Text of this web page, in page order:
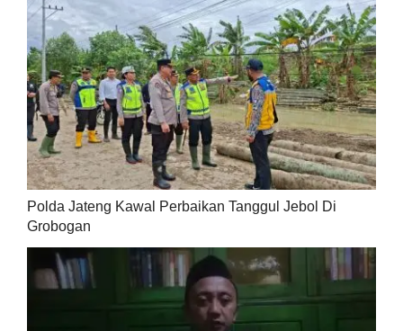
Polda Jateng Kawal Perbaikan Tanggul Jebol Di
Grobogan